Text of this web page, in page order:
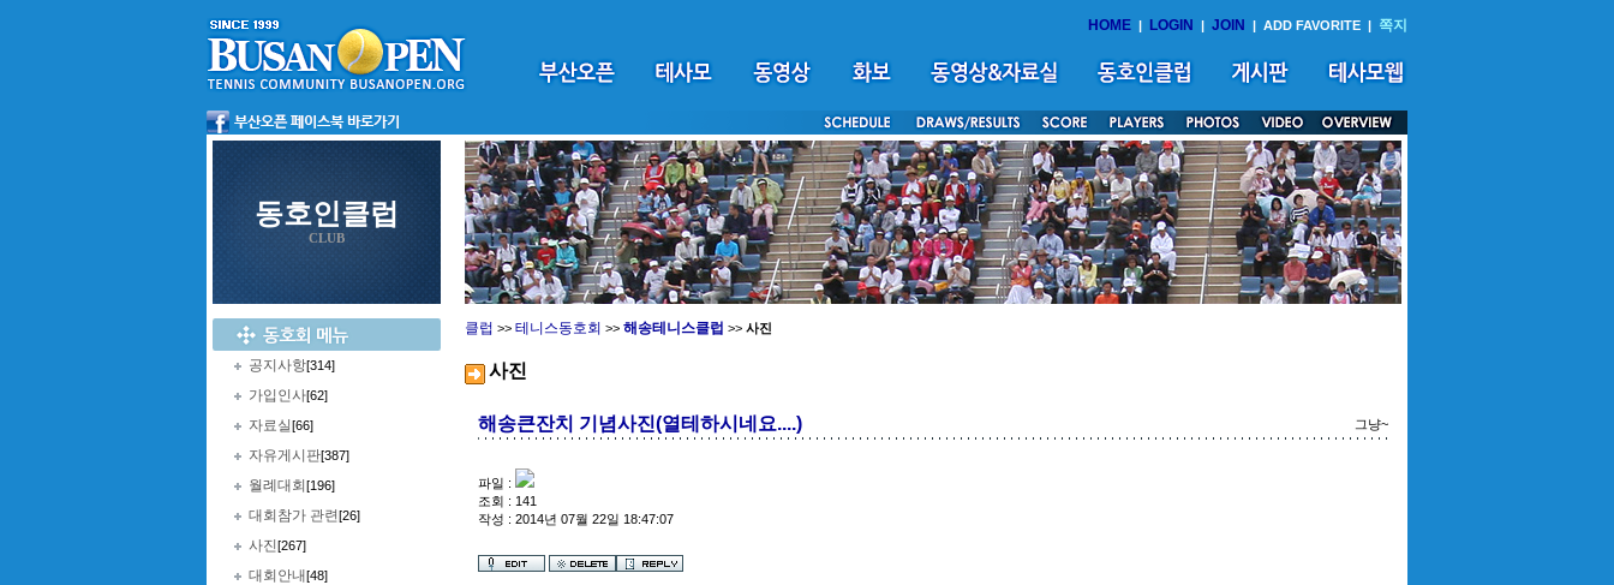
HOME | LOGIN | JOIN | ADD FAVORITE | 쪽지
동호인클럽
CLUB
공지사항[314]
가입인사[62]
자료실[66]
자유게시판[387]
월례대회 [196]
대회참가 관련[26]
사진[267]
대회안내[48]
클럽 >> 테니스동호회 >> 해송테니스클럽 >> 사진
사진
해송큰잔치 기념사진(열테하시네요....) 그냥~
파일 :
조회 : 141
작성 : 2014년 07월 22일 18:47:07